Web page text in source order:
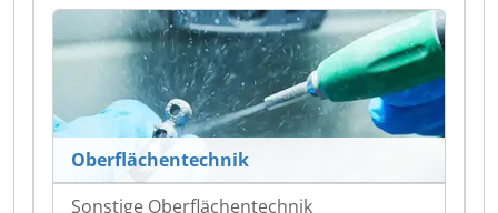
Oberflächentechnik
Sonstige Oberflächentechnik